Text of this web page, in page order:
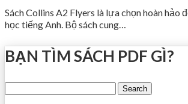
Sách Collins A2 Flyers là lựa chọn hoàn hảo
học tiếng Anh. Bộ sách cung…
BẠN TÌM SÁCH PDF GÌ?